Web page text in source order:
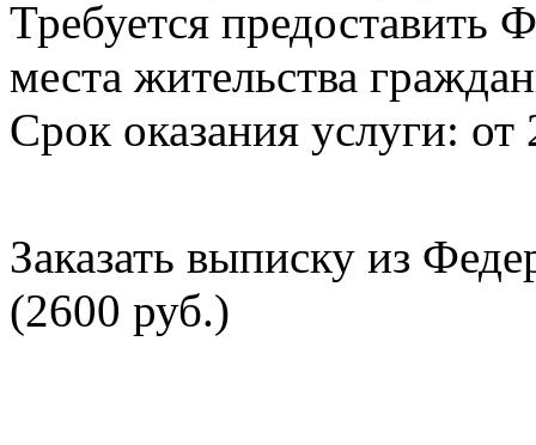
Требуется
места жительства
Срок оказания услуги: от
Заказать выписку из
(2600 руб.)